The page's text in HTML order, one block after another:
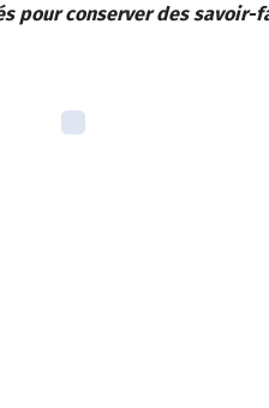
pour conserver des savoir-